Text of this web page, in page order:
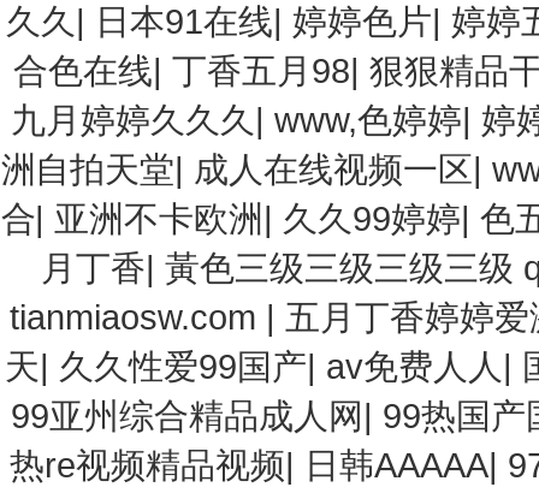
久久 | 日本91在线| 婷婷色片| 婷婷
合色在线| 丁香五月98| 狠狠精品
九月婷婷久久久 |www,色婷婷| 婷
洲自拍天堂| 成人在线视频一区|
合| 亚洲不卡欧洲 | 久久99婷婷|色
月丁香| 黃色三级三级三级三级
tianmiaosw.com | 五月丁香婷婷
天| 久久性爱99国产| av免费人人 |
99亚州综合精品成人网| 99热国产
热re视频精品视频| 日韩AAAAA|